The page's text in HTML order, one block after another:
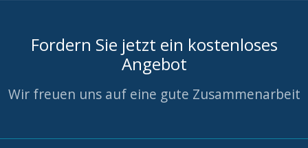
Fordern Sie jetzt ein kostenloses
Angebot
Wir freuen uns auf eine gute Zusammenarbeit